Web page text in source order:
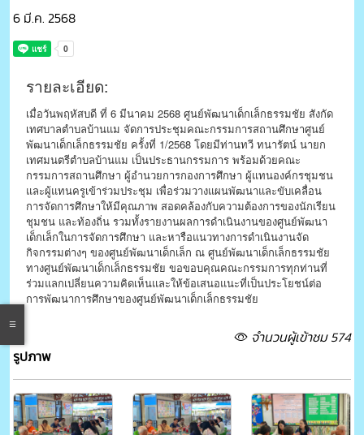
6 มี.ค. 2568
รายละเอียด:
เมื่อวันพฤหัสบดี ที่ 6 มีนาคม 2568 ศูนย์พัฒนาเด็กเล็กธรรมชัย สังกัด
เทศบาลตำบลบ้านแม จัดการประชุมคณะกรรมการสถานศึกษาศูนย์
พัฒนาเด็กเล็กธรรมชัย ครั้งที่ 1/2568 โดยมีท่านทวี ทนารัตน์ นายก
เทศมนตรีตำบลบ้านแม เป็นประธานกรรมการ พร้อมด้วยคณะ
กรรมการสถานศึกษา ผู้อำนวยการกองการศึกษา ผู้แทนองค์กรชุมชน
และผู้แทนครูเข้าร่วมประชุม เพื่อร่วมวางแผนพัฒนาและขับเคลื่อน
การจัดการศึกษาให้มีคุณภาพ สอดคล้องกับความต้องการของนักเรียน
ชุมชน และท้องถิ่น รวมทั้งรายงานผลการดำเนินงานของศูนย์พัฒนา
เด็กเล็กในการจัดการศึกษา และหารือแนวทางการดำเนินงานจัด
กิจกรรมต่างๆ ของศูนย์พัฒนาเด็กเล็ก ณ ศูนย์พัฒนาเด็กเล็กธรรมชัย
ทางศูนย์พัฒนาเด็กเล็กธรรมชัย ขอขอบคุณคณะกรรมการทุกท่านที่
ร่วมแลกเปลี่ยนความคิดเห็นและให้ข้อเสนอแนะที่เป็นประโยชน์ต่อ
การพัฒนาการศึกษาของศูนย์พัฒนาเด็กเล็กธรรมชัย
จำนวนผู้เข้าชม 574
รูปภาพ